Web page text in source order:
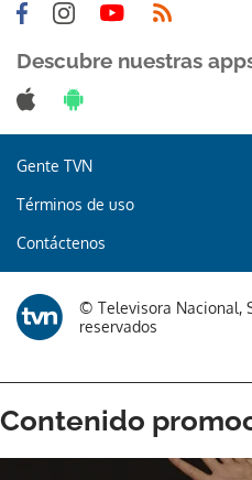
Descubre nuestras
Gente TVN
Términos de uso
Contáctenos
© Televisora Nacional,
reservados